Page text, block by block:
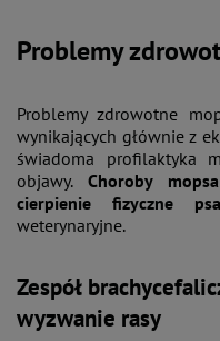
Problemy
Problemy zdrowotne
wynikających głównie z
świadoma profilaktyka
objawy.Choroby
cierpienie fizyczne psa
weterynaryjne.
Zespół
wyzwanie rasy